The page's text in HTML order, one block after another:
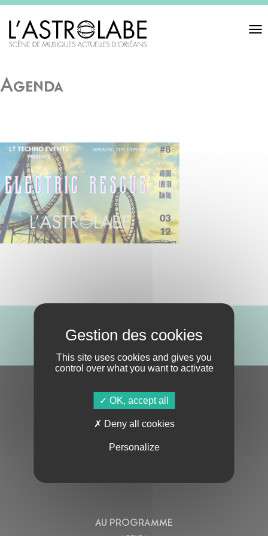
Toggle
Agenda
ABONNE-TOI !
S'ABONNER À LA NEWSLETTER
AU PROGRAMME
This site uses cookies and gives you
control over what you want to activate
OK, accept all
Deny all cookies
Personalize